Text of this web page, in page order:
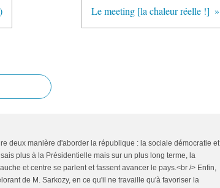
Le meeting [la chaleur réelle !]
deux manière d'aborder la république : la sociale démocratie et
plus à la Présidentielle mais sur un plus long terme, la
et centre se parlent et fassent avancer le pays.<br /> Enfin,
de M. Sarkozy, en ce qu'il ne travaille qu'à favoriser la